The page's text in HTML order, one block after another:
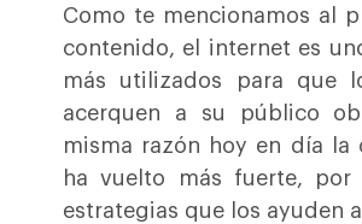
Como te mencionamos al
contenido, el internet es
más utilizados para que
acerquen a su público
misma razón hoy en día la
ha vuelto más fuerte, por
estrategias que los ayuden